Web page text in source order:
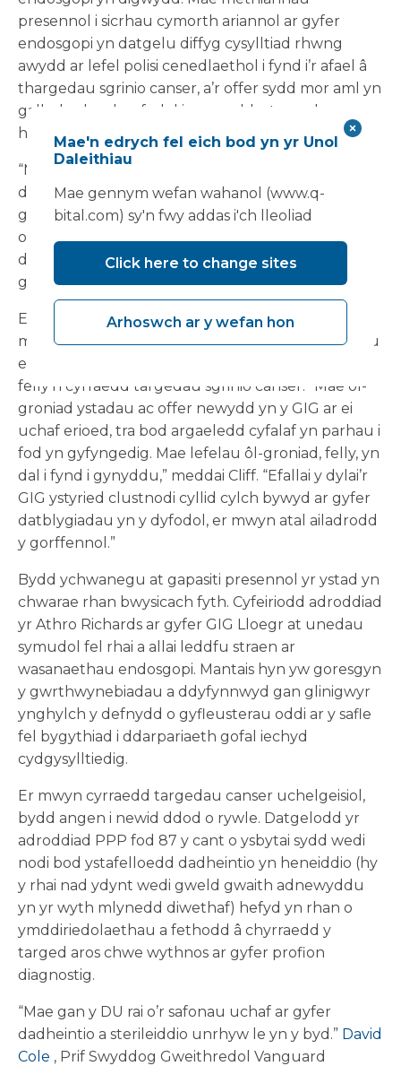
presennol i sicrhau cymorth ariannol ar gyfer
endosgopi yn datgelu diffyg cysylltiad rhwng
awydd ar lefel polisi cenedlaethol i fynd i’r afael â
thargedau sgrinio canser, a’r offer sydd mor aml yn
gallu bod yn hanfodol i gyrraedd y targedau
hynny.
“Mewn ffordd debyg i LINAC ac ailosod offer
delweddu, yn aml mae yna fentrau ar lefel
genedlaethol a chyllid ar gael i adnewyddu hen
offer a hen offer,” meddai Cliff, a awgrymodd y
dylid ymestyn y polisi hwn i gynnwys offer
gwasanaethau endosgopi.
Er gwaethaf darlun gwariant cyfalaf llai na chlir,
mae opsiynau ar gael i ymddiriedolaethau i sicrhau
eu bod yn cynnal eu cyfleusterau endosgopi ac
felly'n cyrraedd targedau sgrinio canser. “Mae ôl-
groniad ystadau ac offer newydd yn y GIG ar ei
uchaf erioed, tra bod argaeledd cyfalaf yn parhau i
fod yn gyfyngedig. Mae lefelau ôl-groniad, felly, yn
dal i fynd i gynyddu,” meddai Cliff. “Efallai y dylai’r
GIG ystyried clustnodi cyllid cylch bywyd ar gyfer
datblygiadau yn y dyfodol, er mwyn atal ailadrodd
y gorffennol.”
Bydd ychwanegu at gapasiti presennol yr ystad yn
chwarae rhan bwysicach fyth. Cyfeiriodd adroddiad
yr Athro Richards ar gyfer GIG Lloegr at unedau
symudol fel rhai a allai leddfu straen ar
wasanaethau endosgopi. Mantais hyn yw goresgyn
y gwrthwynebiadau a ddyfynnwyd gan glinigwyr
ynghylch y defnydd o gyfleusterau oddi ar y safle
fel bygythiad i ddarpariaeth gofal iechyd
cydgysylltiedig.
Er mwyn cyrraedd targedau canser uchelgeisiol,
bydd angen i newid ddod o rywle. Datgelodd yr
adroddiad PPP fod 87 y cant o ysbytai sydd wedi
nodi bod ystafelloedd dadheintio yn heneiddio (hy
y rhai nad ydynt wedi gweld gwaith adnewyddu
yn yr wyth mlynedd diwethaf) hefyd yn rhan o
ymddiriedolaethau a fethodd â chyrraedd y
targed aros chwe wythnos ar gyfer profion
diagnostig.
“Mae gan y DU rai o’r safonau uchaf ar gyfer
dadheintio a sterileiddio unrhyw le yn y byd.” David
Cole , Prif Swyddog Gweithredol Vanguard
Mae'n edrych fel eich bod yn yr Unol
Daleithiau
Mae gennym wefan wahanol (www.q-
bital.com) sy'n fwy addas i'ch lleoliad
Click here to change sites
Arhoswch ar y wefan hon